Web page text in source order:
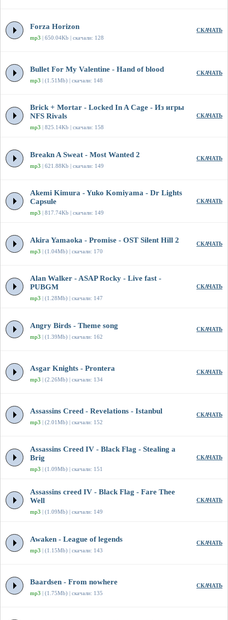
Forza Horizon
mp3 | 650.04Kb | скачали: 128
СКАЧАТЬ
Bullet For My Valentine - Hand of blood
mp3 | (1.51Mb) | скачали: 148
СКАЧАТЬ
Brick + Mortar - Locked In A Cage - Из игры
NFS Rivals
mp3 | 825.14Kb | скачали: 158
СКАЧАТЬ
Breakn A Sweat - Most Wanted 2
mp3 | 621.88Kb | скачали: 149
СКАЧАТЬ
Akemi Kimura - Yuko Komiyama - Dr Lights
Capsule
mp3 | 817.74Kb | скачали: 149
СКАЧАТЬ
Akira Yamaoka - Promise - OST Silent Hill 2
mp3 | (1.04Mb) | скачали: 170
СКАЧАТЬ
Alan Walker - ASAP Rocky - Live fast -
PUBGM
mp3 | (1.28Mb) | скачали: 147
СКАЧАТЬ
Angry Birds - Theme song
mp3 | (1.39Mb) | скачали: 162
СКАЧАТЬ
Asgar Knights - Prontera
mp3 | (2.26Mb) | скачали: 134
СКАЧАТЬ
Assassins Creed - Revelations - Istanbul
mp3 | (2.01Mb) | скачали: 152
СКАЧАТЬ
Assassins Creed IV - Black Flag - Stealing a
Brig
mp3 | (1.09Mb) | скачали: 151
СКАЧАТЬ
Assassins creed IV - Black Flag - Fare Thee
Well
mp3 | (1.09Mb) | скачали: 149
СКАЧАТЬ
Awaken - League of legends
mp3 | (1.15Mb) | скачали: 143
СКАЧАТЬ
Baardsen - From nowhere
mp3 | (1.75Mb) | скачали: 135
СКАЧАТЬ